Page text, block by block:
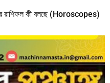
রাশিফল কী বলছে (Horoscopes)